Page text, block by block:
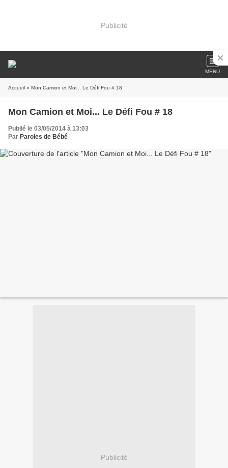
Publicité
MENU
Accueil » Mon Camion et Moi... Le Défi Fou # 18
Mon Camion et Moi... Le Défi Fou # 18
Publié le 03/05/2014 à 13:03
Par Paroles de Bébé
Publicité